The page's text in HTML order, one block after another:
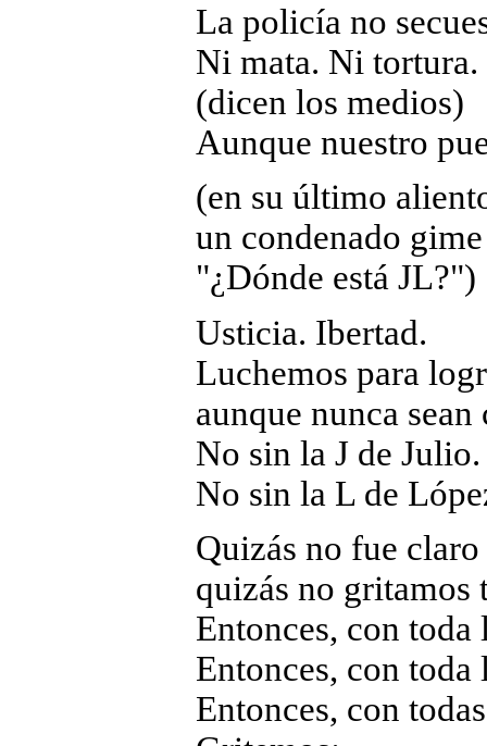
La policía no
Ni mata. Ni tortura.
(dicen los medios)
Aunque nuestro
(en su último
un condenado gime
"¿Dónde está JL?")
Usticia. Ibertad.
Luchemos para
aunque nunca sean
No sin la J de Julio.
No sin la L de
Quizás no fue
quizás no gritamos
Entonces, con
Entonces, con
Entonces, con